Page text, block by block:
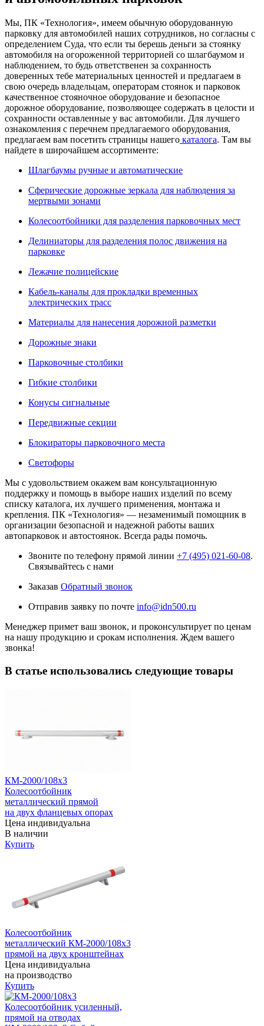
Мы, ПК «Технология», имеем обычную оборудованную
парковку для автомобилей наших сотрудников, но согласны с
определением Суда, что если ты берешь деньги за стоянку
автомобиля на огороженной территорией со шлагбаумом и
наблюдением, то будь ответственен за сохранность
доверенных тебе материальных ценностей и предлагаем в
свою очередь владельцам, операторам стоянок и парковок
качественное стояночное оборудование и безопасное
дорожное оборудование, позволяющее содержать в целости и
сохранности оставленные у вас автомобили. Для лучшего
ознакомления с перечнем предлагаемого оборудования,
предлагаем вам посетить страницы нашего каталога. Там вы
найдете в широчайшем ассортименте:
Шлагбаумы ручные и автоматические
Сферические дорожные зеркала для наблюдения за
мертвыми зонами
Колесоотбойники для разделения парковочных мест
Делиниаторы для разделения полос движения на
парковке
Лежачие полицейские
Кабель-каналы для прокладки временных
электрических трасс
Материалы для нанесения дорожной разметки
Дорожные знаки
Парковочные столбики
Гибкие столбики
Конусы сигнальные
Передвижные секции
Блокираторы парковочного места
Светофоры
Мы с удовольствием окажем вам консультационную
поддержку и помощь в выборе наших изделий по всему
списку каталога, их лучшего применения, монтажа и
крепления. ПК «Технология» — незаменимый помощник в
организации безопасной и надежной работы ваших
автопарковок и автостоянок. Всегда рады помочь.
Звоните по телефону прямой линии +7 (495) 021-60-08.
Связывайтесь с нами
Заказав Обратный звонок
Отправив заявку по почте info@idn500.ru
Менеджер примет ваш звонок, и проконсультирует по ценам
на нашу продукцию и срокам исполнения. Ждем вашего
звонка!
В статье использовались следующие товары
КМ-2000/108х3
Колесоотбойник
металлический прямой
на двух фланцевых опорах
Цена индивидуальна
В наличии
Купить
Колесоотбойник
металлический КМ-2000/108х3
прямой на двух кронштейнах
Цена индивидуальна
на производство
Купить